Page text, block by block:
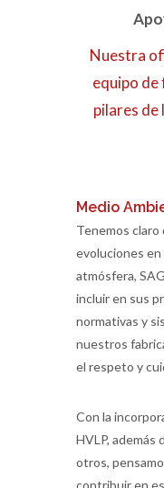
Nuestra
equipo de
pilares de
Medio
Tenemos claro
evoluciones en
atmósfera,
incluir en sus
normativas y
nuestros
el respeto y
Con la
HVLP, además
otros,